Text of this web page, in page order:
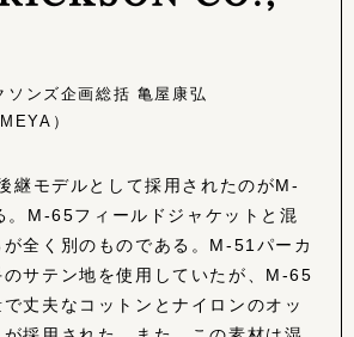
ンズ企画総括 亀屋康弘
）
継モデルとして採用されたのがM-
。M-65フィールドジャケットと混
全く別のものである。M-51パーカ
サテン地を使用していたが、M-65
丈夫なコットンとナイロンのオッ